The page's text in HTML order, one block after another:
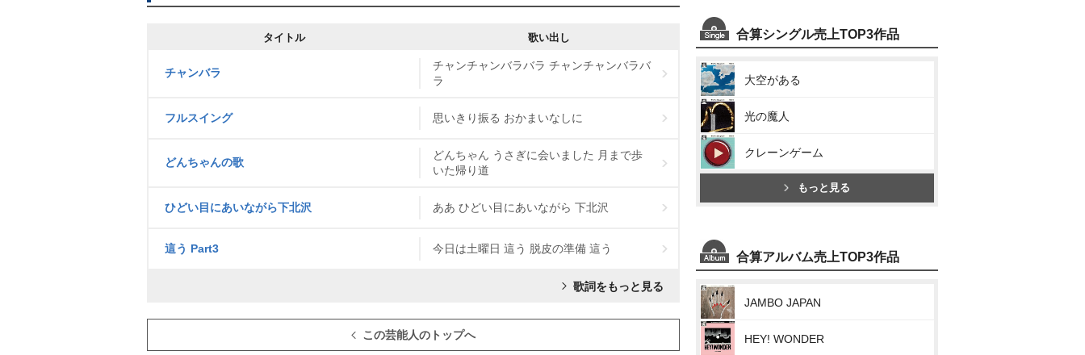
タイトル 歌い出し
チャンバラ
チャンチャンバラバラ チャンチャンバラバ
ラ
フルスイング 思いきり振る おかまいなしに
どんちゃんの歌
どんちゃん うさぎに会いました 月まで歩
いた帰り道
ひどい目にあいながら下北沢 ああ ひどい目にあいながら 下北沢
這う Part3 今日は土曜日 這う 脱皮の準備 這う
歌詞をもっと見る
この芸能人のトップへ
合算シングル売上TOP3作品
大空がある
光の魔人
クレーンゲーム
もっと見る
合算アルバム売上TOP3作品
JAMBO JAPAN
HEY! WONDER